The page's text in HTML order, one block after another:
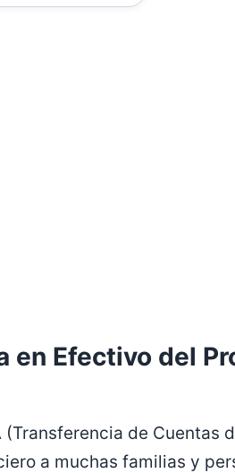
Efectivo del
de Cuentas
a muchas familias y